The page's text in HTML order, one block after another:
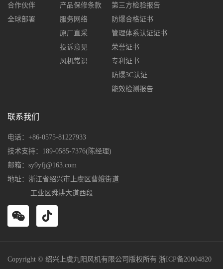
合作伙伴
全球部署
产品保修条款
服务网络
原厂直采
投诉意见
风机常识
第三方检验报告
防爆合格证书
管理体系认证证书
荣誉证书
专利证书
防爆3C认证
能效检测报告
联系我们
电话：+86-0575-81227933
技术支持：189-0585-7376(陈经理)
邮箱：sy9yfj@163.com
地址：浙江省绍兴市上虞区曹娥街道
工业区舜耕大道西段
Copyright © 绍兴上虞九阳风机有限公司版权所有 浙ICP备20004820